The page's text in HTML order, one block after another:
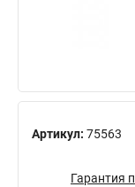
Артикул: 75563
Гарантия